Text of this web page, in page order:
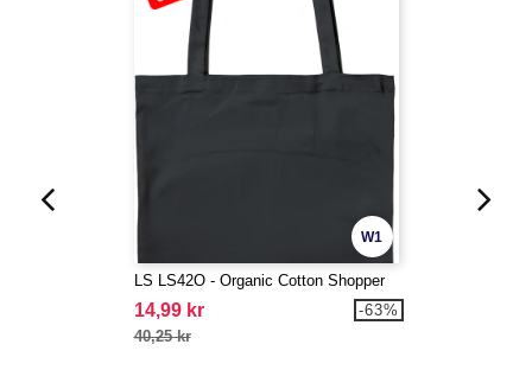
W1
LS LS42O - Organic Cotton Shopper
14,99 kr
40,25 kr
-63%